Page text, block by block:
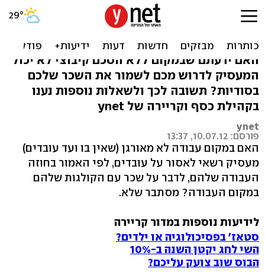
כמה אתה מרוויח? מותר לך
לגלות לקולגות
האם ידעתם שבמקום ללא הסכם קיבוצי לא יכול
המעסיק לדרוש מכם לשמור את השכר שלכם
בסודיות? תשובה לכך ולשאלות נוספות נענו
בקהילת כסף וקריירה של ynet
ynet
פורסם: 10.07.12, 13:37
האם במקום עבודה לא מאורגן (שאין בו ועד עובדים)
מעסיק רשאי לאסור על עובדים, לפי האמור בחוזה
העבודה שלהם, לדבר על שכר עם הקולגות שלהם
במקום העבודה? מסתבר שלא.
לידיעות נוספות במדור קריירה
סטאז' בפסיכולוגיה או ילדים?
השי לחג יקטן השנה ב-10%
הבוס שוב צועק עליכם?